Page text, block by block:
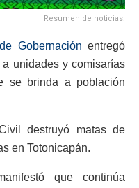
Resumen de noticias.
Gobernación entregó
unidades y comisarías
se brinda a población
destruyó matas de
en Totonicapán.
que continúa